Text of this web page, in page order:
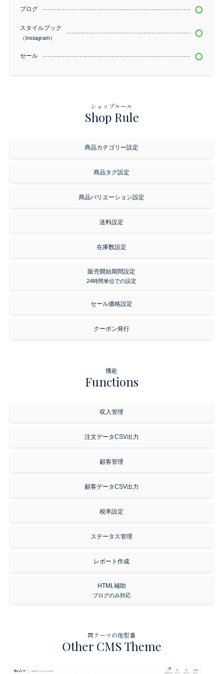
ブログ
スタイルブック
（Instagram）
セール
ショップルール
Shop Rule
商品カテゴリー設定
商品タグ設定
商品バリエーション設定
送料設定
在庫数設定
販売開始期間設定
24時間単位での設定
セール価格設定
クーポン発行
機能
Functions
収入管理
注文データCSV出力
顧客管理
顧客データCSV出力
税率設定
ステータス管理
レポート作成
HTML補助
ブログのみ対応
同テーマの他型番
Other CMS Theme